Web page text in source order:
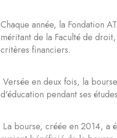
Chaque année, la Fondation
méritant de la Faculté de
critères financiers.
Versée en deux fois, la
d'éducation pendant ses
La bourse, créée en 2014, a